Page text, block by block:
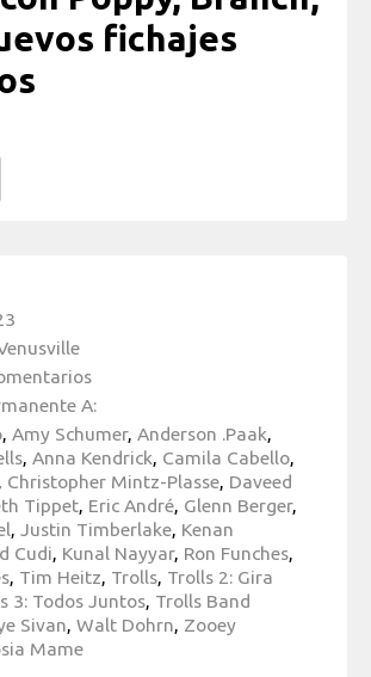
fichajes
A:
, Amy Schumer, Anderson .Paak,
, Anna Kendrick, Camila Cabello,
, Christopher Mintz-Plasse, Daveed
Tippet, Eric André, Glenn Berger,
, Justin Timberlake, Kenan
Cudi, Kunal Nayyar, Ron Funches,
, Tim Heitz, Trolls, Trolls 2: Gira
3: Todos Juntos, Trolls Band
Sivan, Walt Dohrn, Zooey
Mame